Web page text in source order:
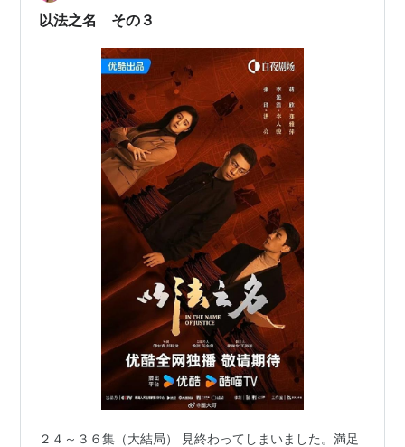
以法之名 その３
２４～３６集（大結局） 見終わってしまいました。満足